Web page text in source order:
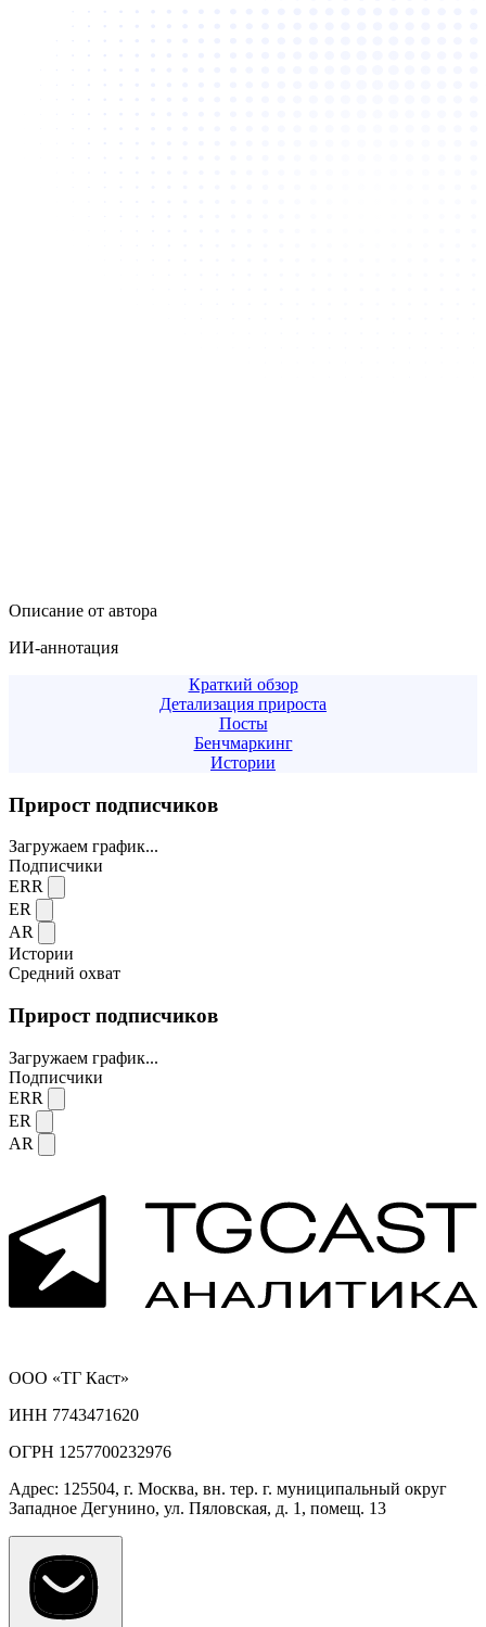
Описание от автора
ИИ-аннотация
Краткий обзор
Детализация прироста
Посты
Бенчмаркинг
Истории
Прирост подписчиков
Загружаем график...
Подписчики
ERR
ER
AR
Истории
Средний охват
Прирост подписчиков
Загружаем график...
Подписчики
ERR
ER
AR
ООО «ТГ Каст»
ИНН 7743471620
ОГРН 1257700232976
Адрес: 125504, г. Москва, вн. тер. г. муниципальный округ
Западное Дегунино, ул. Пяловская, д. 1, помещ. 13